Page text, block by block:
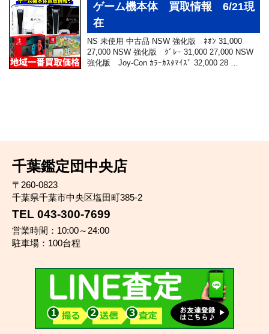
ゲーム機本体 買取情報 6/21現
在
NS 未使用 中古品 NSW 強化版 ﾈｵﾝ 31,000
27,000 NSW 強化版 ｸﾞﾚｰ 31,000 27,000 NSW
強化版 Joy-Con ｶﾗｰｶｽﾀﾏｲｽﾞ 32,000 28 …
千葉鑑定団中央店
〒260-0823
千葉県千葉市中央区塩田町385-2
TEL 043-300-7699
営業時間：10:00～24:00
駐車場：100台程